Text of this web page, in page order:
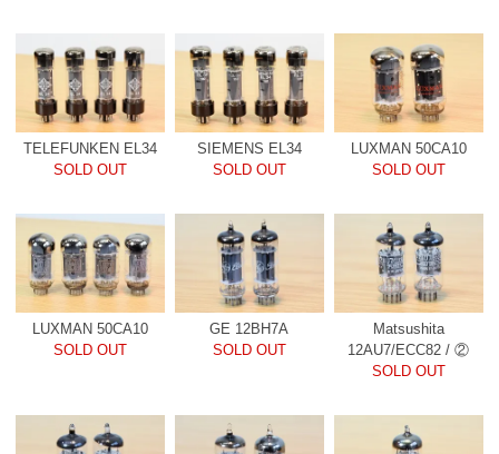
TELEFUNKEN EL34
SOLD OUT
SIEMENS EL34
SOLD OUT
LUXMAN 50CA10
SOLD OUT
LUXMAN 50CA10
SOLD OUT
GE 12BH7A
SOLD OUT
Matsushita
12AU7/ECC82 / ②
SOLD OUT